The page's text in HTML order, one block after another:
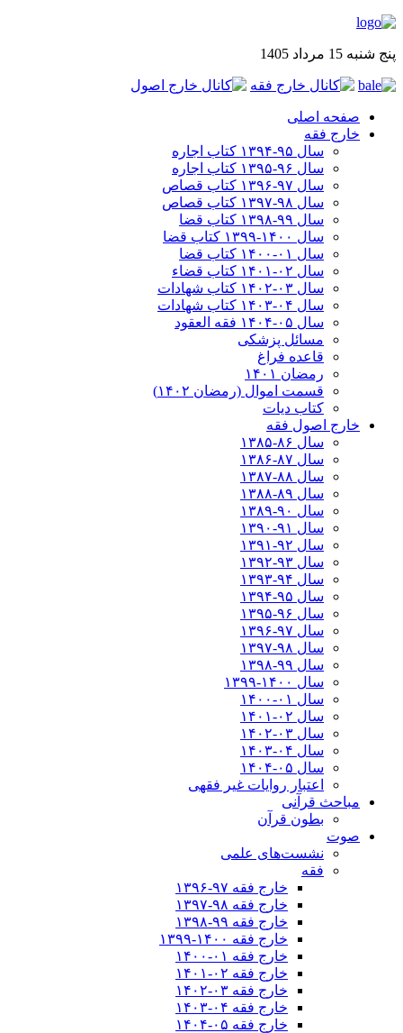
پنج شنبه 15 مرداد 1405
صفحه اصلی
خارج فقه
سال ۹۵-۱۳۹۴ کتاب اجاره
سال ۹۶-۱۳۹۵ کتاب اجاره
سال ۹۷-۱۳۹۶ کتاب قصاص
سال ۹۸-۱۳۹۷ کتاب قصاص
سال ۹۹-۱۳۹۸‍ کتاب قضا
سال ۱۴۰۰-۱۳۹۹ کتاب قضا
سال ۰۱-۱۴۰۰ کتاب قضا
سال ۰۲-۱۴۰۱ کتاب قضاء
سال ۰۳-۱۴۰۲ کتاب شهادات
سال ۰۴-۱۴۰۳ کتاب شهادات
سال ۰۵-۱۴۰۴ فقه العقود
مسائل پزشکی
قاعده فراغ
رمضان ۱۴۰۱
قسمت اموال (رمضان ۱۴۰۲)
کتاب دیات
خارج اصول فقه
سال ۸۶-۱۳۸۵
سال ۸۷-۱۳۸۶
سال ۸۸-۱۳۸۷
سال ۸۹-۱۳۸۸
سال ۹۰-۱۳۸۹
سال ۹۱-۱۳۹۰
سال ۹۲-۱۳۹۱
سال ۹۳-۱۳۹۲
سال ۹۴-۱۳۹۳
سال ۹۵-۱۳۹۴
سال ۹۶-۱۳۹۵
سال ۹۷-۱۳۹۶
سال ۹۸-۱۳۹۷
سال ۹۹-۱۳۹۸‍
سال ۱۴۰۰-۱۳۹۹
سال ۰۱-۱۴۰۰
سال ۰۲-۱۴۰۱
سال ۰۳-۱۴۰۲
سال ۰۴-۱۴۰۳
سال ۰۵-۱۴۰۴
اعتبار روایات غیر فقهی
مباحث قرآنی
بطون قرآن
صوت
نشست‌های علمی
فقه
خارج فقه ۹۷-۱۳۹۶
خارج فقه ۹۸-۱۳۹۷
خارج فقه ۹۹-۱۳۹۸
خارج فقه ۱۴۰۰-۱۳۹۹
خارج فقه ۰۱-۱۴۰۰
خارج فقه ۰۲-۱۴۰۱
خارج فقه ۰۳-۱۴۰۲
خارج فقه ۰۴-۱۴۰۳
خارج فقه ۰۵-۱۴۰۴